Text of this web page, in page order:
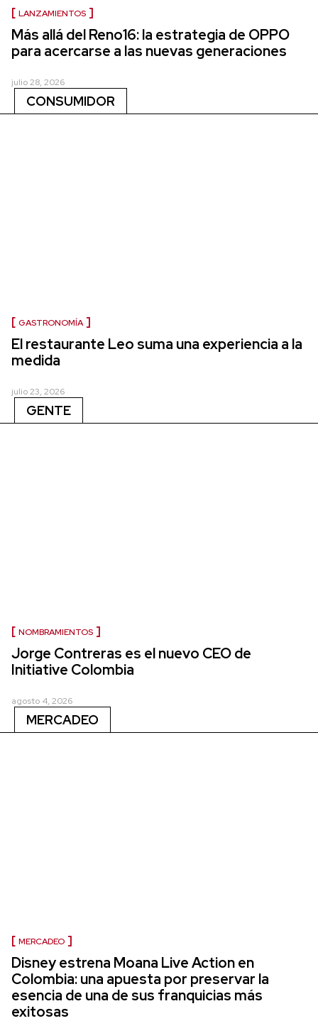
LANZAMIENTOS
Más allá del Reno16: la estrategia de OPPO
para acercarse a las nuevas generaciones
julio 28, 2026
CONSUMIDOR
GASTRONOMÍA
El restaurante Leo suma una experiencia a la
medida
julio 23, 2026
GENTE
NOMBRAMIENTOS
Jorge Contreras es el nuevo CEO de
Initiative Colombia
agosto 4, 2026
MERCADEO
MERCADEO
Disney estrena Moana Live Action en
Colombia: una apuesta por preservar la
esencia de una de sus franquicias más
exitosas